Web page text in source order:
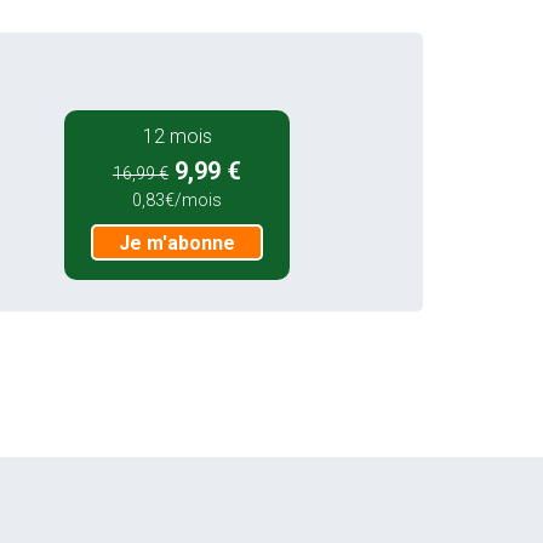
12 mois
16,99 € 9,99 €
0,83€/mois
Je m'abonne